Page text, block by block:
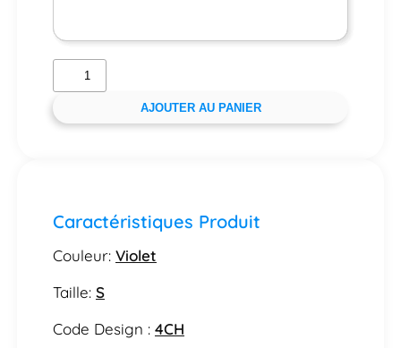
AJOUTER AU PANIER
Caractéristiques Produit
Couleur: Violet
Taille: S
Code Design : 4CH